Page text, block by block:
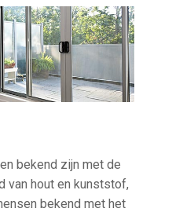
bekend zijn met de
van hout en kunststof,
bekend met het